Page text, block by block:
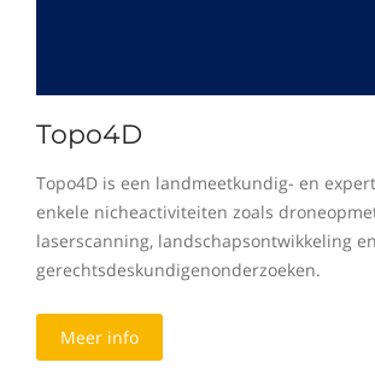
Topo4D
Topo4D is een landmeetkundig- en
enkele nicheactiviteiten zoals
laserscanning, landschapsontwikkeling en
gerechtsdeskundigenonderzoeken.
Meer info